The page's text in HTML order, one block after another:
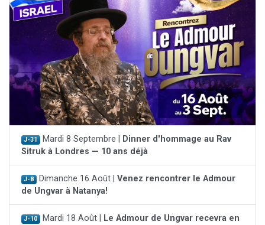
J-31 Mardi 8 Septembre |
Dinner d'hommage au Rav
Sitruk à Londres — 10 ans déjà
J-8 Dimanche 16 Août | Venez rencontrer le Admour
de Ungvar à Natanya!
J-10 Mardi 18 Août |
Le Admour de Ungvar recevra en